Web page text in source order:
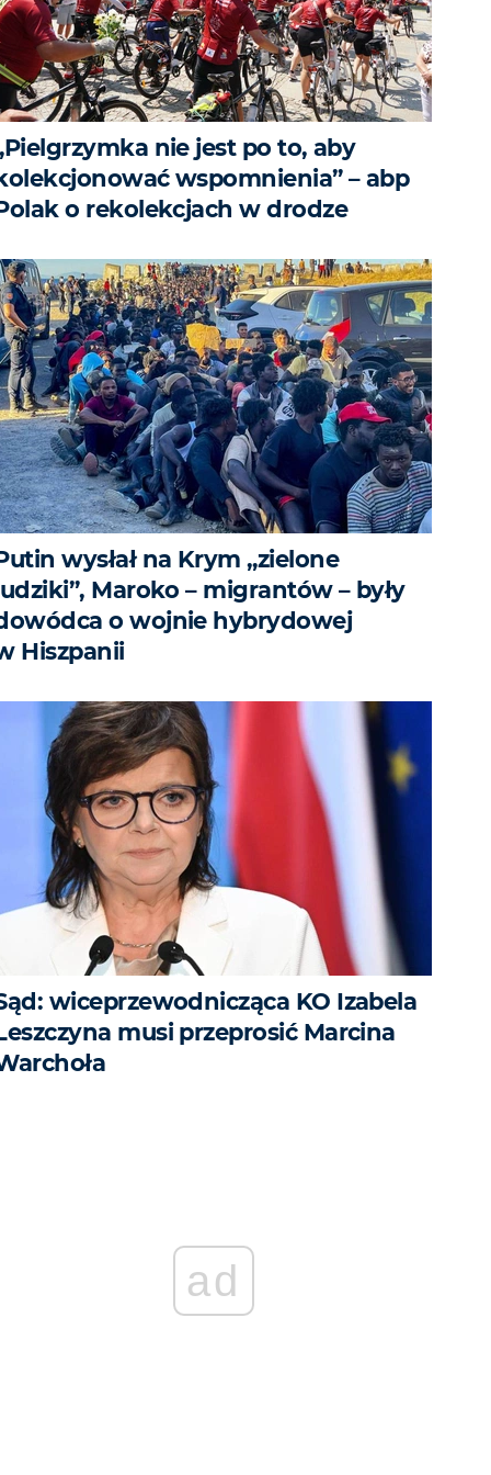
nie jest po to, aby
wspomnienia” – abp
o rekolekcjach w drodze
wysłał na Krym „zielone
Maroko – migrantów – były
o wojnie hybrydowej
Hiszpanii
wiceprzewodnicząca KO Izabela
musi przeprosić Marcina
ad